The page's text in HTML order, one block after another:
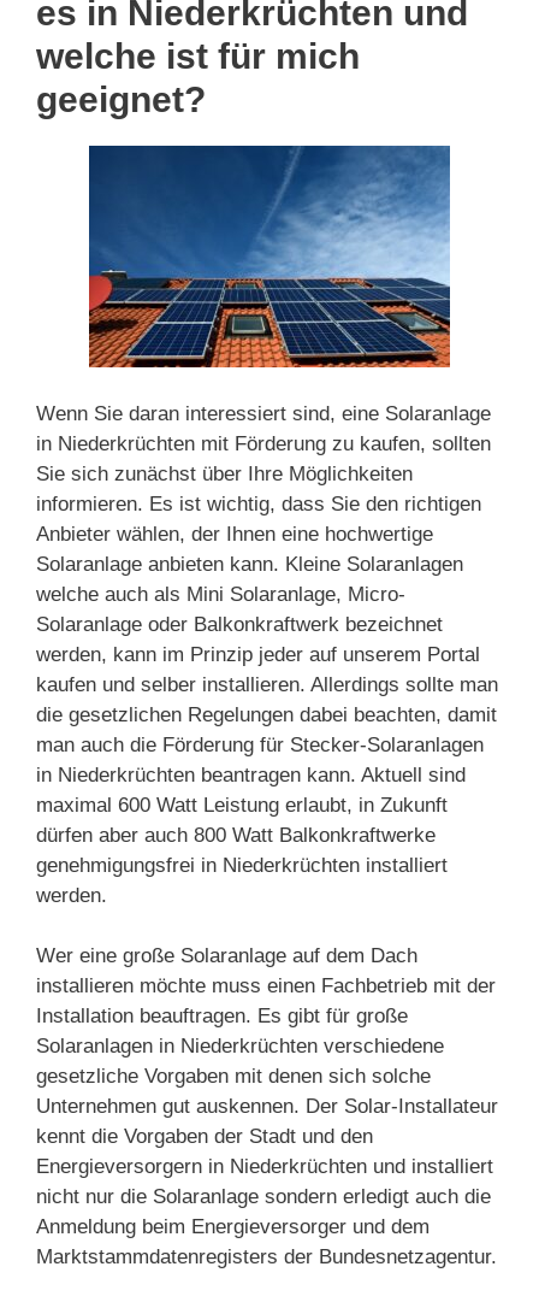
es in Niederkrüchten und
welche ist für mich
geeignet?
Wenn Sie daran interessiert sind, eine Solaranlage
in Niederkrüchten mit Förderung zu kaufen, sollten
Sie sich zunächst über Ihre Möglichkeiten
informieren. Es ist wichtig, dass Sie den richtigen
Anbieter wählen, der Ihnen eine hochwertige
Solaranlage anbieten kann. Kleine Solaranlagen
welche auch als Mini Solaranlage, Micro-
Solaranlage oder Balkonkraftwerk bezeichnet
werden, kann im Prinzip jeder auf unserem Portal
kaufen und selber installieren. Allerdings sollte man
die gesetzlichen Regelungen dabei beachten, damit
man auch die Förderung für Stecker-Solaranlagen
in Niederkrüchten beantragen kann. Aktuell sind
maximal 600 Watt Leistung erlaubt, in Zukunft
dürfen aber auch 800 Watt Balkonkraftwerke
genehmigungsfrei in Niederkrüchten installiert
werden.
Wer eine große Solaranlage auf dem Dach
installieren möchte muss einen Fachbetrieb mit der
Installation beauftragen. Es gibt für große
Solaranlagen in Niederkrüchten verschiedene
gesetzliche Vorgaben mit denen sich solche
Unternehmen gut auskennen. Der Solar-Installateur
kennt die Vorgaben der Stadt und den
Energieversorgern in Niederkrüchten und installiert
nicht nur die Solaranlage sondern erledigt auch die
Anmeldung beim Energieversorger und dem
Marktstammdatenregisters der Bundesnetzagentur.